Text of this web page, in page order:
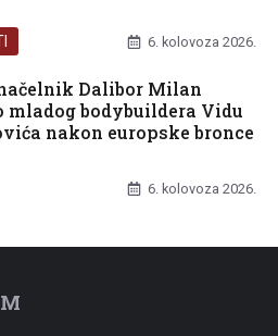
6. kolovoza 2026.
Dalibor Milan
mladog bodybuildera Vidu
nakon europske bronce
6. kolovoza 2026.